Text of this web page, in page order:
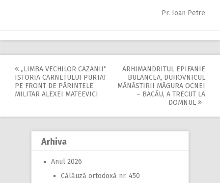
Pr. Ioan Petre
Post
navigation
„LIMBA VECHILOR CAZANII“
ISTORIA CARNETULUI PURTAT
PE FRONT DE PĂRINTELE
MILITAR ALEXEI MATEEVICI
ARHIMANDRITUL EPIFANIE
BULANCEA, DUHOVNICUL
MĂNĂSTIRII MĂGURA OCNEI
– BACĂU, A TRECUT LA
DOMNUL
Arhiva
Anul 2026
Călăuză ortodoxă nr. 450